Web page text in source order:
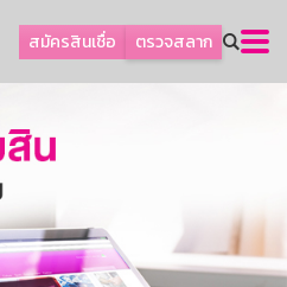
สมัครสินเชื่อ ตรวจสลาก